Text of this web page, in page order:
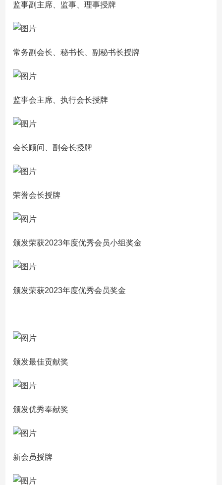
监事副主席、监事、理事授牌
常务副会长、秘书长、副秘书长授牌
监事会主席、执行会长授牌
会长顾问、副会长授牌
荣誉会长授牌
颁发荣获2023年度优秀会员小组奖金
颁发荣获2023年度优秀会员奖金
颁发最佳贡献奖
颁发优秀奉献奖
新会员授牌